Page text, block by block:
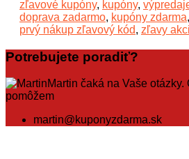
zľavové kupóny, kupóny,
doprava zadarmo, kupóny zdarma,
prvý nákup zľavový kód, zľavy
Potrebujete poradiť?
Martin čaká na Vaše otázky.
pomôžem
martin@kuponyzdarma.sk